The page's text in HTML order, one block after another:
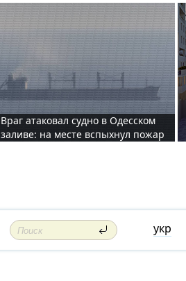
Враг атаковал судно в Одесском
заливе: на месте вспыхнул пожар
укр